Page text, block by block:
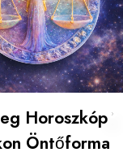
Horoszkóp
Öntőforma